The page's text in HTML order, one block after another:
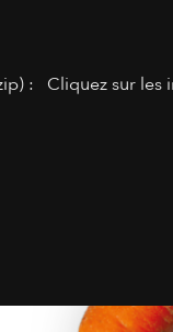
: Cliquez sur